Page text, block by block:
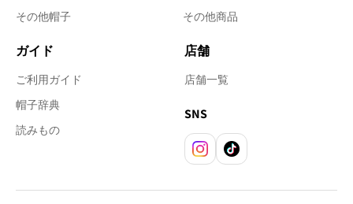
その他帽子
その他商品
ガイド
ご利用ガイド
帽子辞典
読みもの
店舗
店舗一覧
SNS
Instagram
TikTok